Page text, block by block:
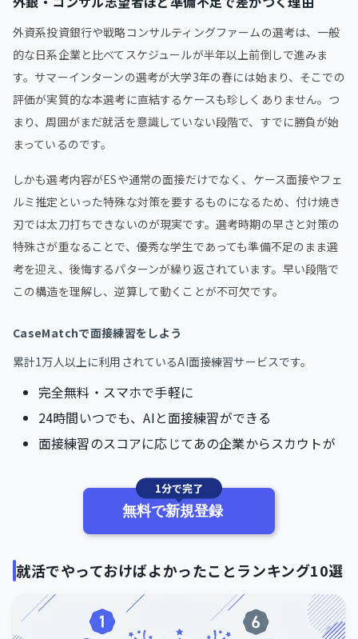
外資系投資銀行や戦略コンサルティングファームの選考は、一般
的な日系企業と比べてスケジュールが半年以上前倒しで進みま
す。サマーインターンの選考が大学3年の春には始まり、そこでの
評価が実質的な本選考に直結するケースも珍しくありません。つ
まり、周囲がまだ就活を意識していない段階で、すでに勝負が始
まっているのです。
しかも選考内容がESや通常の面接だけでなく、ケース面接やフェ
ルミ推定といった特殊な対策を要するものになるため、付け焼き
刃では太刀打ちできないのが現実です。選考時期の早さと対策の
特殊さが重なることで、優秀な学生であっても準備不足のまま選
考を迎え、後悔するパターンが繰り返されています。早い段階で
この構造を理解し、逆算して動くことが不可欠です。
CaseMatchで面接練習をしよう
累計1万人以上に利用されているAI面接練習サービスです。
完全無料・スマホで手軽に
24時間いつでも、AIと面接練習ができる
面接練習のスコアに応じてあの企業からスカウトが
1分で完了
無料で新規登録
就活でやっておけばよかったことランキング10選